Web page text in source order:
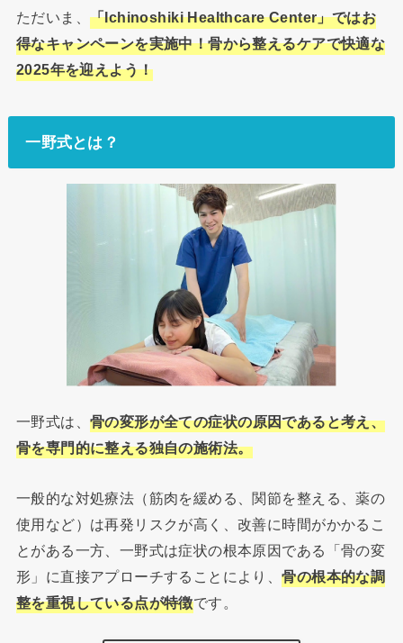
ただいま、 「Ichinoshiki Healthcare Center」ではお
得なキャンペーンを実施中！骨から整えるケアで快適な
2025年を迎えよう！
一野式とは？
一野式は、 骨の変形が全ての症状の原因であると考え、
骨を専門的に整える独自の施術法。
一般的な対処療法（筋肉を緩める、関節を整える、薬の
使用など）は再発リスクが高く、改善に時間がかかるこ
とがある一方、一野式は症状の根本原因である「骨の変
形」に直接アプローチすることにより、骨の根本的な調
整を重視している点が特徴です。